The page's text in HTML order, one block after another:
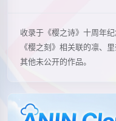
收录于《樱之诗》十周年
《樱之刻》相关联的凛、
其他未公开的作品。